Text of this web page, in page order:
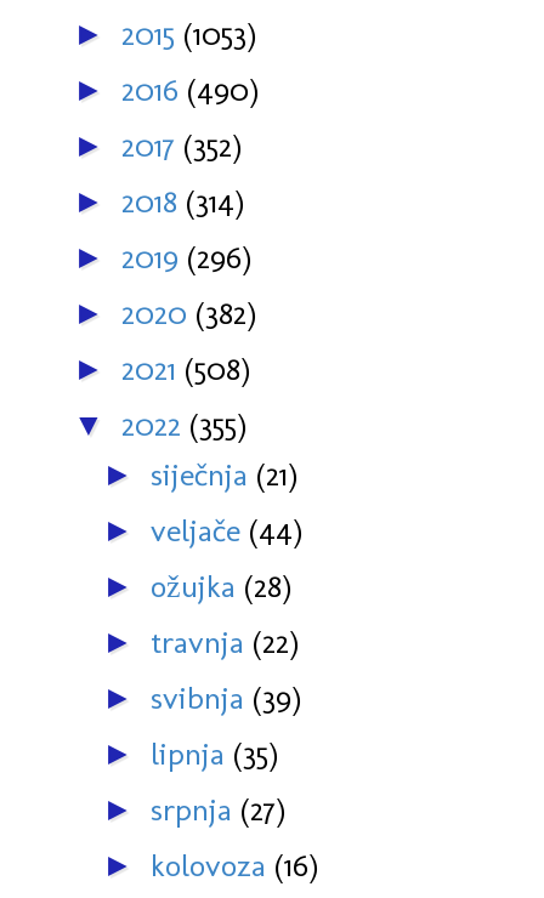
► 2015 (1053)
► 2016 (490)
► 2017 (352)
► 2018 (314)
► 2019 (296)
► 2020 (382)
► 2021 (508)
▼ 2022 (355)
► siječnja (21)
► veljače (44)
► ožujka (28)
► travnja (22)
► svibnja (39)
► lipnja (35)
► srpnja (27)
► kolovoza (16)